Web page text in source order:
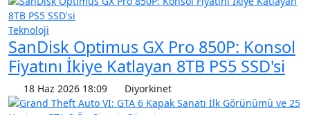
Teknoloji
SanDisk Optimus GX Pro 850P: Konsol
Fiyatını İkiye Katlayan 8TB PS5 SSD'si
18 Haz 2026 18:09 Diyorkinet